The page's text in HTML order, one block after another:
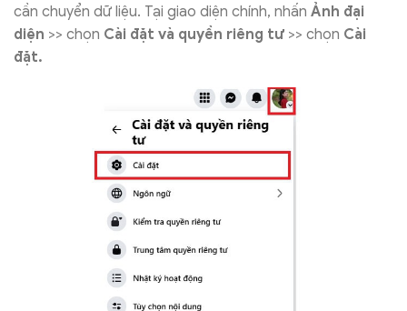
cần chuyển dữ liệu. Tại giao diện chính, nhấn Ảnh đại
diện >> chọn Cài đặt và quyền riêng tư >> chọn Cài
đặt.